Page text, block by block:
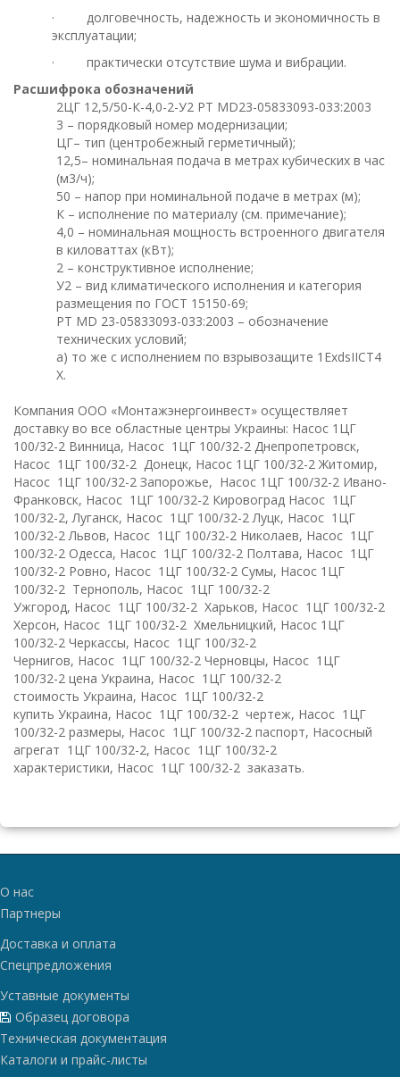
·
долговечность, надежность и экономичность в
эксплуатации;
·
практически отсутствие шума и вибрации.
Расшифрока обозначений
2ЦГ 12,5/50-К-4,0-2-У2 РТ МD23-05833093-033:2003
3 – порядковый номер модернизации;
ЦГ– тип (центробежный герметичный);
12,5– номинальная подача в метрах кубических в час
(м3/ч);
50 – напор при номинальной подаче в метрах (м);
К – исполнение по материалу (см. примечание);
4,0 – номинальная мощность встроенного двигателя
в киловаттах (кВт);
2 – конструктивное исполнение;
У2 – вид климатического исполнения и категория
размещения по ГОСТ 15150-69;
РТ МD 23-05833093-033:2003 – обозначение
технических условий;
a) то же с исполнением по взрывозащите 1ЕхdsIIСТ4
Х.
Компания ООО «Монтажэнергоинвест» осуществляет
доставку во все областные центры Украины: Насос 1ЦГ
100/32-2 Винница, Насос 1ЦГ 100/32-2 Днепропетровск,
Насос 1ЦГ 100/32-2 Донецк, Насос 1ЦГ 100/32-2 Житомир,
Насос 1ЦГ 100/32-2 Запорожье, Насос 1ЦГ 100/32-2 Ивано-
Франковск, Насос 1ЦГ 100/32-2 Кировоград Насос 1ЦГ
100/32-2,Луганск, Насос 1ЦГ 100/32-2Луцк, Насос 1ЦГ
100/32-2Львов, Насос 1ЦГ 100/32-2 Николаев, Насос 1ЦГ
100/32-2 Одесса, Насос 1ЦГ 100/32-2 Полтава, Насос 1ЦГ
100/32-2 Ровно, Насос 1ЦГ 100/32-2 Сумы, Насос 1ЦГ
100/32-2 Тернополь, Насос 1ЦГ 100/32-2
Ужгород, Насос 1ЦГ 100/32-2 Харьков, Насос 1ЦГ 100/32-2
Херсон, Насос 1ЦГ 100/32-2 Хмельницкий, Насос 1ЦГ
100/32-2 Черкассы, Насос 1ЦГ 100/32-2
Чернигов, Насос 1ЦГ 100/32-2 Черновцы, Насос 1ЦГ
100/32-2 цена Украина, Насос 1ЦГ 100/32-2
стоимость Украина, Насос 1ЦГ 100/32-2
купить Украина, Насос 1ЦГ 100/32-2 чертеж, Насос 1ЦГ
100/32-2 размеры, Насос 1ЦГ 100/32-2 паспорт, Насосный
агрегат 1ЦГ 100/32-2, Насос 1ЦГ 100/32-2
характеристики, Насос 1ЦГ 100/32-2 заказать.
О нас
Партнеры
Доставка и оплата
Спецпредложения
Уставные документы
Образец договора
Техническая документация
Каталоги и прайс-листы